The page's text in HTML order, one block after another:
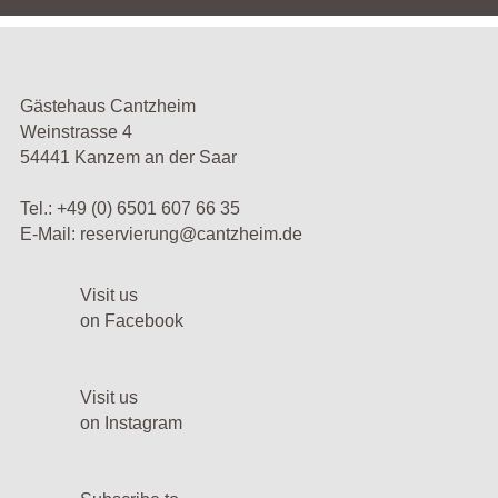
Gästehaus Cantzheim
Weinstrasse 4
54441 Kanzem an der Saar
Tel.: +49 (0) 6501 607 66 35
E-Mail: reservierung@cantzheim.de
Visit us
on Facebook
Visit us
on Instagram